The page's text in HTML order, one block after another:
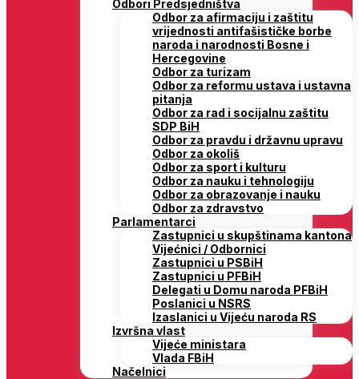
Odbori Predsjedništva
Odbor za afirmaciju i zaštitu
vrijednosti antifašističke borbe
naroda i narodnosti Bosne i
Hercegovine
Odbor za turizam
Odbor za reformu ustava i ustavna
pitanja
Odbor za rad i socijalnu zaštitu
SDP BiH
Odbor za pravdu i državnu upravu
Odbor za okoliš
Odbor za sport i kulturu
Odbor za nauku i tehnologiju
Odbor za obrazovanje i nauku
Odbor za zdravstvo
Parlamentarci
Zastupnici u skupštinama kantona
Vijećnici / Odbornici
Zastupnici u PSBiH
Zastupnici u PFBiH
Delegati u Domu naroda PFBiH
Poslanici u NSRS
Izaslanici u Vijeću naroda RS
Izvršna vlast
Vijeće ministara
Vlada FBiH
Načelnici